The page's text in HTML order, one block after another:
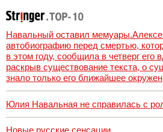
Навальный оставил
автобиографию перед смертью,
в этом году, сообщила в четверг
раскрыв существование текста, о
знало только его ближайшее окружен
Юлия Навальная не справилась с